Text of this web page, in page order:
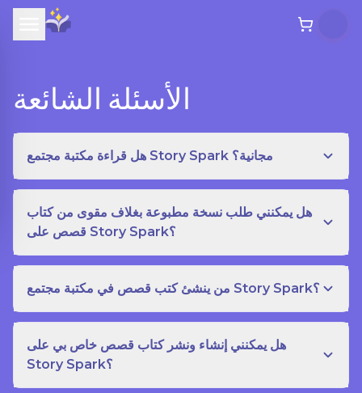
الأسئلة الشائعة
هل قراءة مكتبة مجتمع Story Spark مجانية؟
هل يمكنني طلب نسخة مطبوعة بغلاف مقوى من كتاب
قصص على Story Spark؟
من ينشئ كتب قصص في مكتبة مجتمع Story Spark؟
هل يمكنني إنشاء ونشر كتاب قصص خاص بي على
Story Spark؟